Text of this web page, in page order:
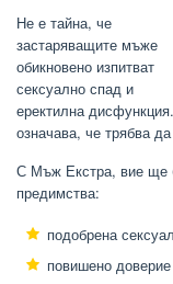
Не е тайна, че
застаряващите мъже
обикновено изпитват
сексуално спад и
еректилна
означава, че трябва
С Мъж Екстра, вие ще
предимства:
подобрена
повишено